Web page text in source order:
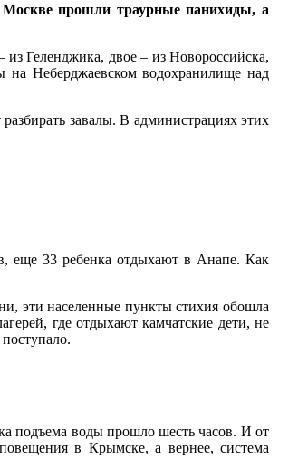
прошли траурные панихиды, а
Геленджика, двое – из Новороссийска,
Неберджаевском водохранилище над
завалы. В администрациях этих
еще 33 ребенка отдыхают в Анапе. Как
эти населенные пункты стихия обошла
где отдыхают камчатские дети, не
подъема воды прошло шесть часов. И от
в Крымске, а вернее, система